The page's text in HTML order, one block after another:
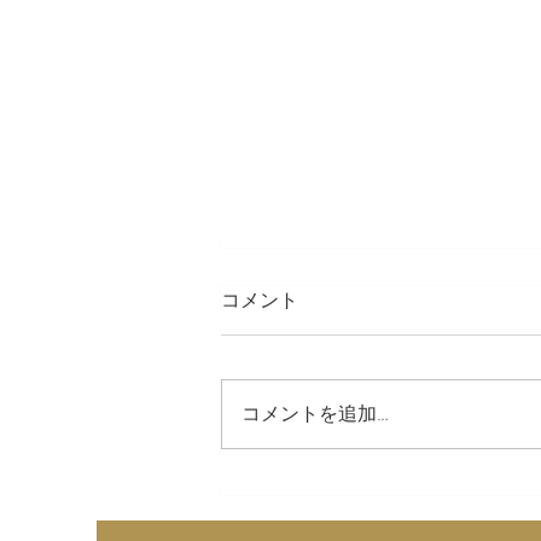
LINE スタンプ
コメント
コメントを追加…